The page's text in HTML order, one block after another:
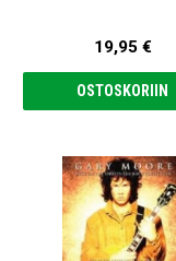
19,95 €
OSTOSKORIIN